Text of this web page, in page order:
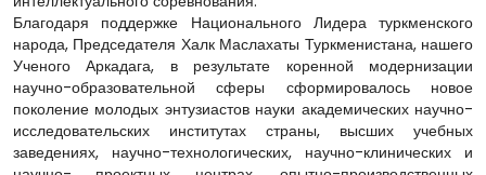
Благодаря поддержке Национального Лидера туркменского
народа, Председателя Халк Маслахаты Туркменистана, нашего
Ученого Аркадага, в результате коренной модернизации
научно-образовательной сферы сформировалось новое
поколение молодых энтузиастов науки академических научно-
исследовательских институтах страны, высших учебных
заведениях, научно-технологических, научно-клинических и